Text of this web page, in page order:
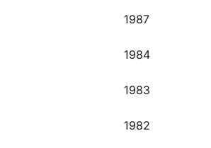
1987
1984
1983
1982